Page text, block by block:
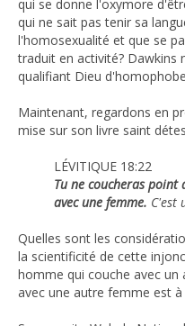
qui se donne l'oxymore
qui ne sait pas tenir sa
l'homosexualité et que se
traduit en activité? Dawkins
qualifiant Dieu
Maintenant, regardons en
mise sur son livre saint
LÉVITIQUE 18:22
Tu ne coucheras point
avec une femme. C'est
Quelles sont les
la scientificité de cette
homme qui couche avec un
avec une autre femme est